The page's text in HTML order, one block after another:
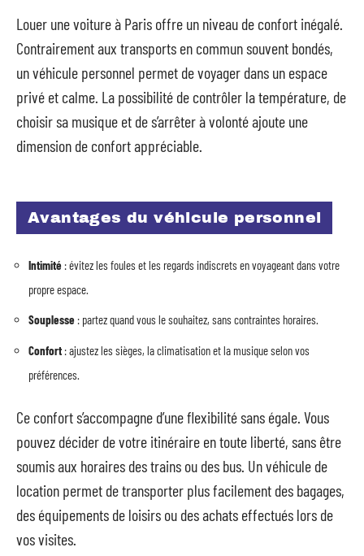
Louer une voiture à Paris offre un niveau de confort inégalé.
Contrairement aux transports en commun souvent bondés,
un véhicule personnel permet de voyager dans un espace
privé et calme. La possibilité de contrôler la température, de
choisir sa musique et de s’arrêter à volonté ajoute une
dimension de confort appréciable.
Avantages du véhicule personnel
Intimité : évitez les foules et les regards indiscrets en voyageant dans votre
propre espace.
Souplesse : partez quand vous le souhaitez, sans contraintes horaires.
Confort : ajustez les sièges, la climatisation et la musique selon vos
préférences.
Ce confort s’accompagne d’une flexibilité sans égale. Vous
pouvez décider de votre itinéraire en toute liberté, sans être
soumis aux horaires des trains ou des bus. Un véhicule de
location permet de transporter plus facilement des bagages,
des équipements de loisirs ou des achats effectués lors de
vos visites.